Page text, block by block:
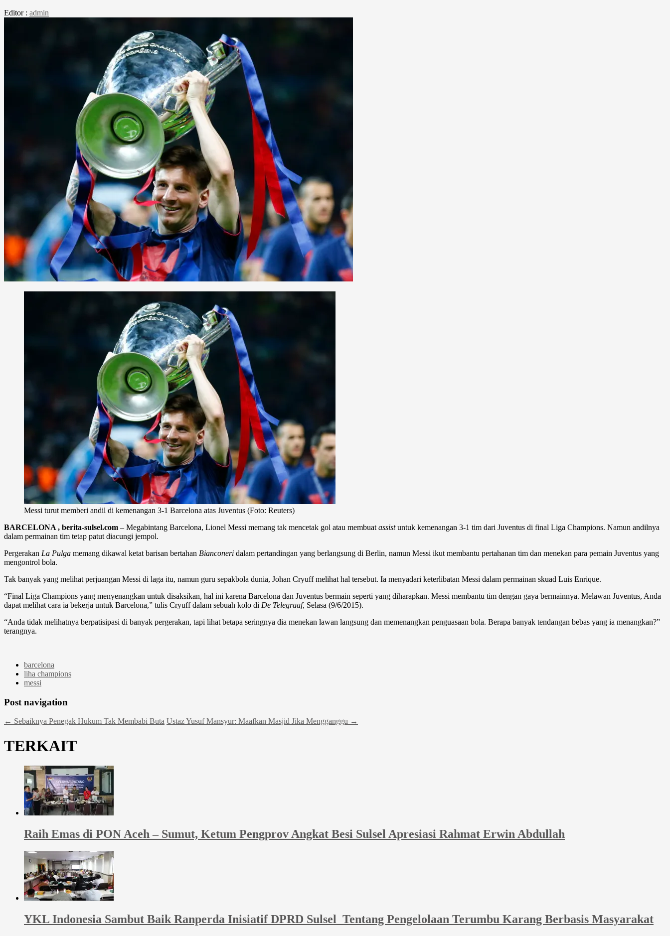
Editor : admin
Messi turut memberi andil di kemenangan 3-1 Barcelona atas Juventus (Foto: Reuters)
BARCELONA , berita-sulsel.com – Megabintang Barcelona, Lionel Messi memang tak mencetak gol atau membuat assistuntuk kemenangan 3-1 tim dari Juventus di final Liga Champions. Namun andilnya
dalam permainan tim tetap patut diacungi jempol.
Pergerakan La Pulga memang dikawal ketat barisan bertahan Bianconeri dalam pertandingan yang berlangsung di Berlin, namun Messi ikut membantu pertahanan tim dan menekan para pemain Juventus yang
mengontrol bola.
Tak banyak yang melihat perjuangan Messi di laga itu, namun guru sepakbola dunia, Johan Cryuff melihat hal tersebut. Ia menyadari keterlibatan Messi dalam permainan skuad Luis Enrique.
“Final Liga Champions yang menyenangkan untuk disaksikan, hal ini karena Barcelona dan Juventus bermain seperti yang diharapkan. Messi membantu tim dengan gaya bermainnya. Melawan Juventus, Anda
dapat melihat cara ia bekerja untuk Barcelona,” tulis Cryuff dalam sebuah kolo di De Telegraaf, Selasa (9/6/2015).
“Anda tidak melihatnya berpatisipasi di banyak pergerakan, tapi lihat betapa seringnya dia menekan lawan langsung dan memenangkan penguasaan bola. Berapa banyak tendangan bebas yang ia menangkan?”
terangnya.
barcelona
liha champions
messi
Post navigation
← Sebaiknya Penegak Hukum Tak Membabi Buta Ustaz Yusuf Mansyur: Maafkan Masjid Jika Mengganggu →
TERKAIT
Raih Emas di PON Aceh – Sumut, Ketum Pengprov Angkat Besi Sulsel Apresiasi Rahmat Erwin Abdullah
YKL Indonesia Sambut Baik Ranperda Inisiatif DPRD Sulsel Tentang Pengelolaan Terumbu Karang Berbasis Masyarakat